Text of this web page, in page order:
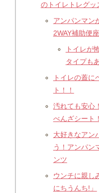
のトイレトレグッ
アンパンマン
2WAY補助便座
トイレが
タイプも
トイレの蓋に
ト！！
汚れても安心
べんざシート！
大好きなアン
う！アンパン
ンツ
ウンチに親し
にちうんち!」